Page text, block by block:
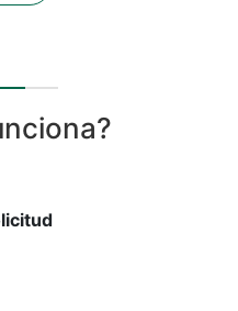
frenar la caída o incluso